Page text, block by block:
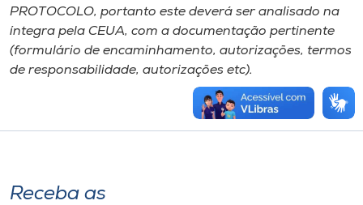
PROTOCOLO, portanto este deverá ser analisado na
íntegra pela CEUA, com a documentação pertinente
(formulário de encaminhamento, autorizações, termos
de responsabilidade, autorizações etc).
Receba as